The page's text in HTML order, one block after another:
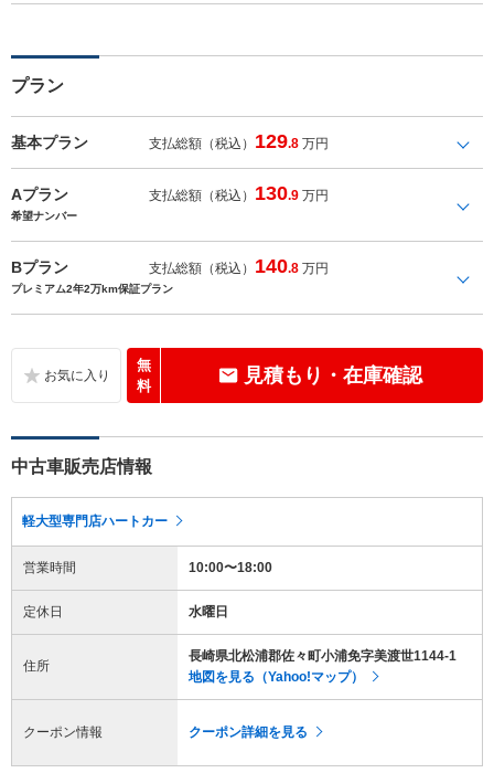
プラン
基本プラン 支払総額（税込） 129.8 万円
Aプラン 支払総額（税込） 130.9 万円
希望ナンバー
Bプラン 支払総額（税込） 140.8 万円
プレミアム2年2万km保証プラン
無
料
見積もり・在庫確認
中古車販売店情報
軽大型専門店ハートカー
営業時間 10:00〜18:00
定休日 水曜日
住所
長崎県北松浦郡佐々町小浦免字美渡世1144-1
地図を見る（Yahoo!マップ）
クーポン情報 クーポン詳細を見る